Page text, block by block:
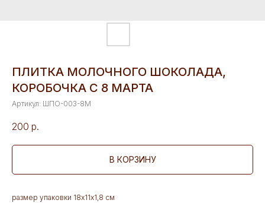
ПЛИТКА МОЛОЧНОГО ШОКОЛАДА,
КОРОБОЧКА С 8 МАРТА
Артикул: ШПО-003-8М
200 р.
В КОРЗИНУ
размер упаковки 18х11х1,8 см